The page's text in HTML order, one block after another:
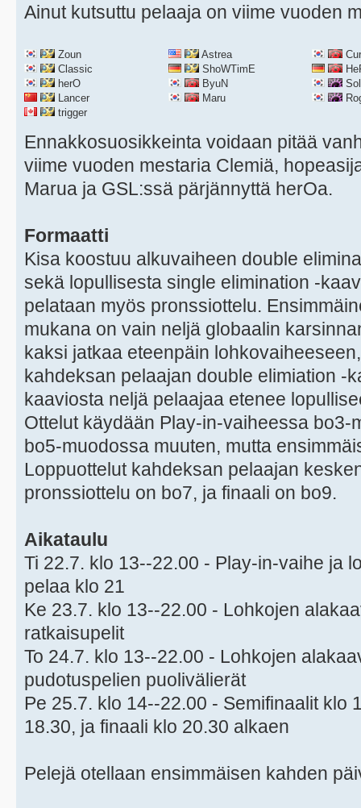
Ainut kutsuttu pelaaja on viime vuoden
Zoun
Classic
herO
Lancer
trigger
Astrea
ShoWTimE
ByuN
Maru
Ennakkosuosikkeinta voidaan pitää
viime vuoden mestaria Clemiä,
Marua ja GSL:ssä pärjännyttä herOa.
Formaatti
Kisa koostuu alkuvaiheen double
sekä lopullisesta single elimination -
pelataan myös pronssiottelu.
mukana on vain neljä globaalin
kaksi jatkaa eteenpäin
kahdeksan pelaajan double elimiation -
kaaviosta neljä pelaajaa etenee
Ottelut käydään Play-in-vaiheessa
bo5-muodossa muuten, mutta
Loppuottelut kahdeksan pelaajan
pronssiottelu on bo7, ja finaali on bo9.
Aikataulu
Ti 22.7. klo 13--22.00 - Play-in-vaihe ja
pelaa klo 21
Ke 23.7. klo 13--22.00 - Lohkojen
ratkaisupelit
To 24.7. klo 13--22.00 - Lohkojen
pudotuspelien puolivälierät
Pe 25.7. klo 14--22.00 - Semifinaalit klo
18.30, ja finaali klo 20.30 alkaen
Pelejä otellaan ensimmäisen kahden